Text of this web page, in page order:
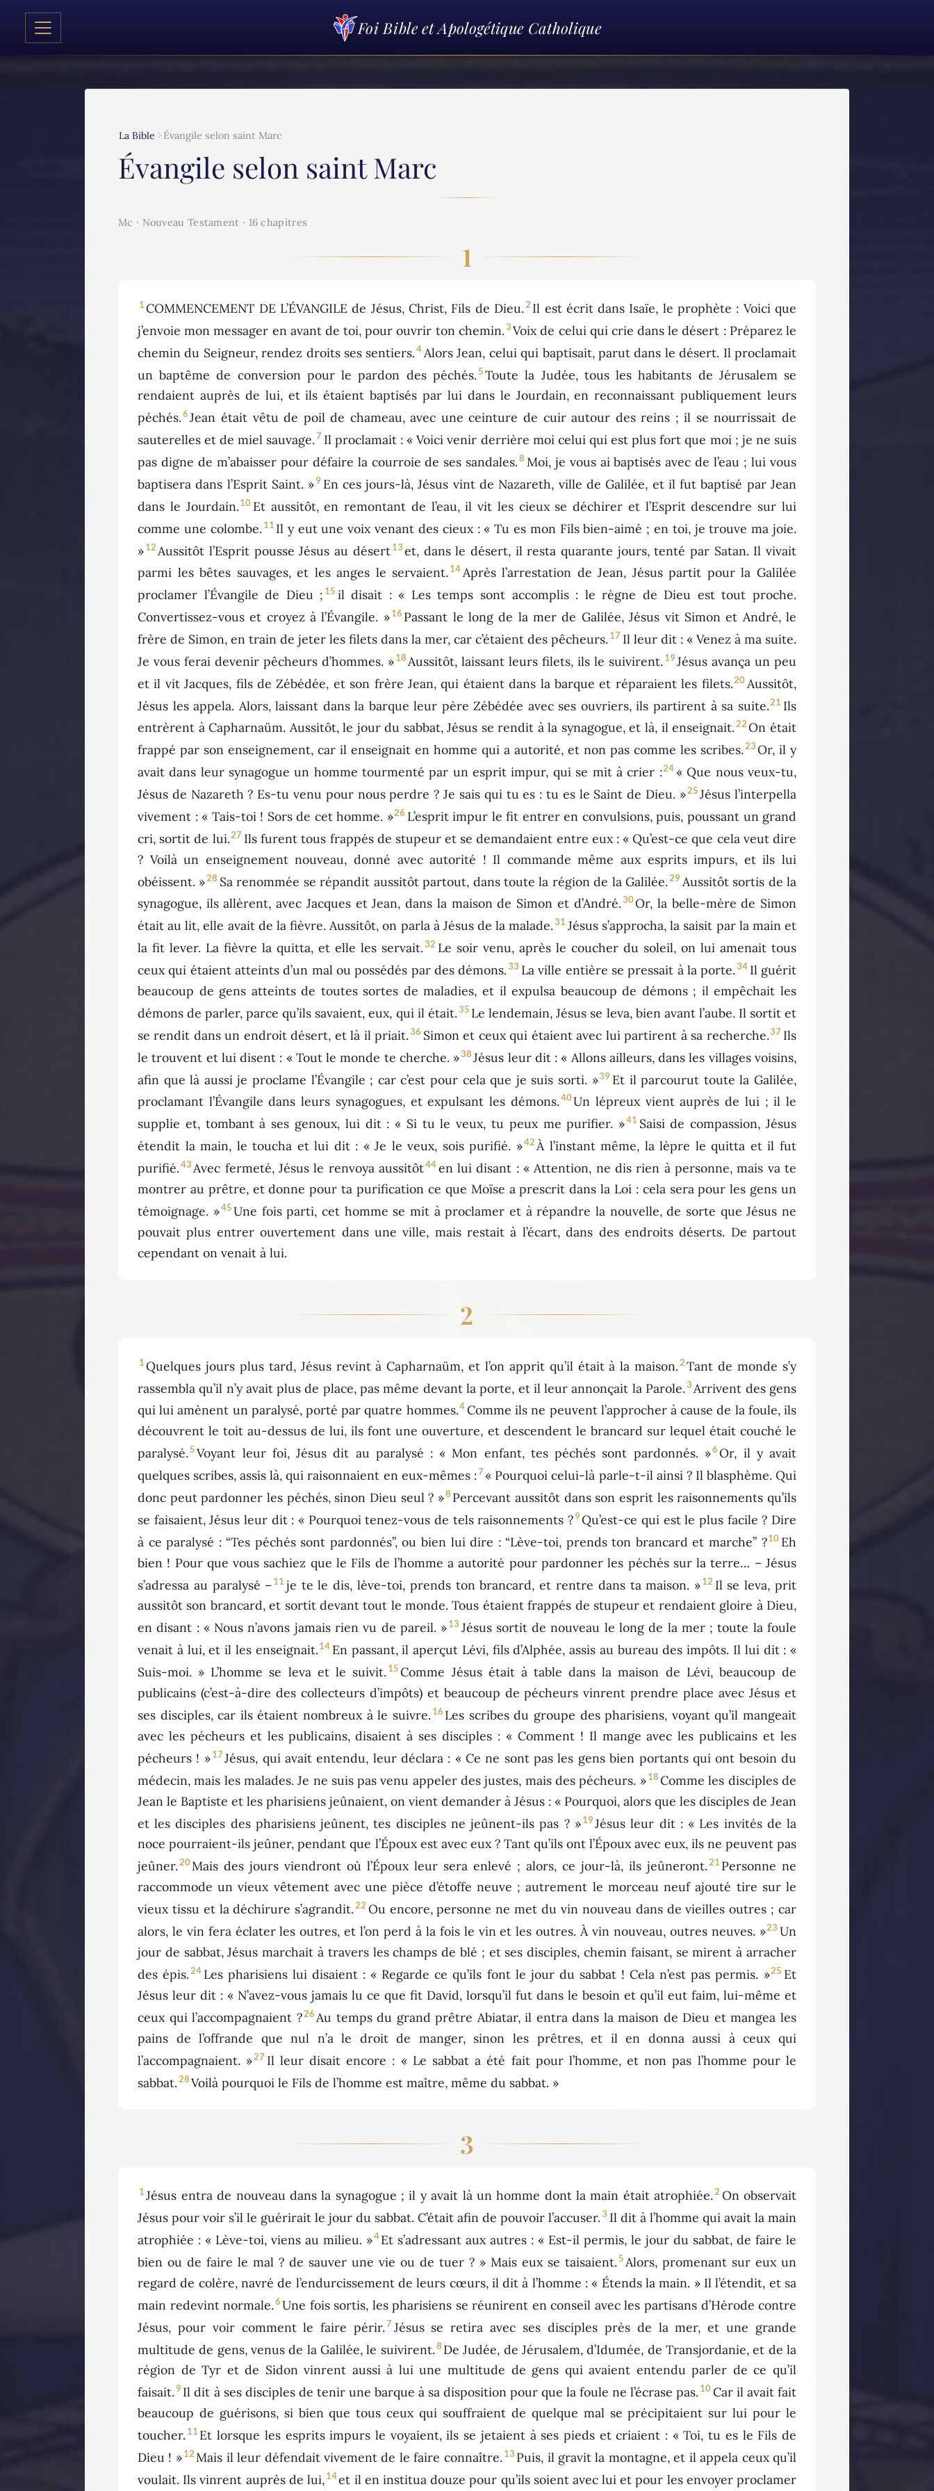
Foi Bible et Apologétique Catholique
La Bible Évangile selon saint Marc
Évangile selon saint Marc
Mc · Nouveau Testament · 16 chapitres
1
1 COMMENCEMENT DE L’ÉVANGILE de Jésus, Christ, Fils de Dieu.2 Il est écrit dans Isaïe, le prophète : Voici que
j’envoie mon messager en avant de toi, pour ouvrir ton chemin.3 Voix de celui qui crie dans le désert : Préparez le
chemin du Seigneur, rendez droits ses sentiers. 4 Alors Jean, celui qui baptisait, parut dans le désert. Il proclamait
un baptême de conversion pour le pardon des péchés.5 Toute la Judée, tous les habitants de Jérusalem se
rendaient auprès de lui, et ils étaient baptisés par lui dans le Jourdain, en reconnaissant publiquement leurs
péchés.6 Jean était vêtu de poil de chameau, avec une ceinture de cuir autour des reins ; il se nourrissait de
sauterelles et de miel sauvage. 7 Il proclamait : « Voici venir derrière moi celui qui est plus fort que moi ; je ne suis
pas digne de m’abaisser pour défaire la courroie de ses sandales.8 Moi, je vous ai baptisés avec de l’eau ; lui vous
baptisera dans l’Esprit Saint. »9 En ces jours-là, Jésus vint de Nazareth, ville de Galilée, et il fut baptisé par Jean
dans le Jourdain.10 Et aussitôt, en remontant de l’eau, il vit les cieux se déchirer et l’Esprit descendre sur lui
comme une colombe. 11 Il y eut une voix venant des cieux : « Tu es mon Fils bien-aimé ; en toi, je trouve ma joie.
»12 Aussitôt l’Esprit pousse Jésus au désert 13et, dans le désert, il resta quarante jours, tenté par Satan. Il vivait
parmi les bêtes sauvages, et les anges le servaient. 14Après l’arrestation de Jean, Jésus partit pour la Galilée
proclamer l’Évangile de Dieu ; 15 il disait : « Les temps sont accomplis : le règne de Dieu est tout proche.
Convertissez-vous et croyez à l’Évangile. »16 Passant le long de la mer de Galilée, Jésus vit Simon et André, le
frère de Simon, en train de jeter les filets dans la mer, car c’étaient des pêcheurs. 17 Il leur dit : « Venez à ma suite.
Je vous ferai devenir pêcheurs d’hommes. » 18Aussitôt, laissant leurs filets, ils le suivirent. 19Jésus avança un peu
et il vit Jacques, fils de Zébédée, et son frère Jean, qui étaient dans la barque et réparaient les filets.20Aussitôt,
Jésus les appela. Alors, laissant dans la barque leur père Zébédée avec ses ouvriers, ils partirent à sa suite.21 Ils
entrèrent à Capharnaüm. Aussitôt, le jour du sabbat, Jésus se rendit à la synagogue, et là, il enseignait.22 On était
frappé par son enseignement, car il enseignait en homme qui a autorité, et non pas comme les scribes.23Or, il y
avait dans leur synagogue un homme tourmenté par un esprit impur, qui se mit à crier :24« Que nous veux-tu,
Jésus de Nazareth ? Es-tu venu pour nous perdre ? Je sais qui tu es : tu es le Saint de Dieu. »25 Jésus l’interpella
vivement : « Tais-toi ! Sors de cet homme. »26 L’esprit impur le fit entrer en convulsions, puis, poussant un grand
cri, sortit de lui.27 Ils furent tous frappés de stupeur et se demandaient entre eux : « Qu’est-ce que cela veut dire
? Voilà un enseignement nouveau, donné avec autorité ! Il commande même aux esprits impurs, et ils lui
obéissent. »28 Sa renommée se répandit aussitôt partout, dans toute la région de la Galilée.29 Aussitôt sortis de la
synagogue, ils allèrent, avec Jacques et Jean, dans la maison de Simon et d’André.30Or, la belle-mère de Simon
était au lit, elle avait de la fièvre. Aussitôt, on parla à Jésus de la malade. 31 Jésus s’approcha, la saisit par la main et
la fit lever. La fièvre la quitta, et elle les servait.32 Le soir venu, après le coucher du soleil, on lui amenait tous
ceux qui étaient atteints d’un mal ou possédés par des démons. 33 La ville entière se pressait à la porte.34 Il guérit
beaucoup de gens atteints de toutes sortes de maladies, et il expulsa beaucoup de démons ; il empêchait les
démons de parler, parce qu’ils savaient, eux, qui il était.35 Le lendemain, Jésus se leva, bien avant l’aube. Il sortit et
se rendit dans un endroit désert, et là il priait. 36 Simon et ceux qui étaient avec lui partirent à sa recherche.37 Ils
le trouvent et lui disent : « Tout le monde te cherche. »38 Jésus leur dit : « Allons ailleurs, dans les villages voisins,
afin que là aussi je proclame l’Évangile ; car c’est pour cela que je suis sorti. »39 Et il parcourut toute la Galilée,
proclamant l’Évangile dans leurs synagogues, et expulsant les démons.40Un lépreux vient auprès de lui ; il le
supplie et, tombant à ses genoux, lui dit : « Si tu le veux, tu peux me purifier. »41 Saisi de compassion, Jésus
étendit la main, le toucha et lui dit : « Je le veux, sois purifié. »42 À l’instant même, la lèpre le quitta et il fut
purifié.43 Avec fermeté, Jésus le renvoya aussitôt44en lui disant : « Attention, ne dis rien à personne, mais va te
montrer au prêtre, et donne pour ta purification ce que Moïse a prescrit dans la Loi : cela sera pour les gens un
témoignage. »45Une fois parti, cet homme se mit à proclamer et à répandre la nouvelle, de sorte que Jésus ne
pouvait plus entrer ouvertement dans une ville, mais restait à l’écart, dans des endroits déserts. De partout
cependant on venait à lui.
2
1 Quelques jours plus tard, Jésus revint à Capharnaüm, et l’on apprit qu’il était à la maison.2 Tant de monde s’y
rassembla qu’il n’y avait plus de place, pas même devant la porte, et il leur annonçait la Parole.3 Arrivent des gens
qui lui amènent un paralysé, porté par quatre hommes.4Comme ils ne peuvent l’approcher à cause de la foule, ils
découvrent le toit au-dessus de lui, ils font une ouverture, et descendent le brancard sur lequel était couché le
paralysé.5 Voyant leur foi, Jésus dit au paralysé : « Mon enfant, tes péchés sont pardonnés. »6 Or, il y avait
quelques scribes, assis là, qui raisonnaient en eux-mêmes :7 « Pourquoi celui-là parle-t-il ainsi ? Il blasphème. Qui
donc peut pardonner les péchés, sinon Dieu seul ? »8 Percevant aussitôt dans son esprit les raisonnements qu’ils
se faisaient, Jésus leur dit : « Pourquoi tenez-vous de tels raisonnements ?9 Qu’est-ce qui est le plus facile ? Dire
à ce paralysé : “Tes péchés sont pardonnés”, ou bien lui dire : “Lève-toi, prends ton brancard et marche” ?10 Eh
bien ! Pour que vous sachiez que le Fils de l’homme a autorité pour pardonner les péchés sur la terre… – Jésus
s’adressa au paralysé –11 je te le dis, lève-toi, prends ton brancard, et rentre dans ta maison. »12 Il se leva, prit
aussitôt son brancard, et sortit devant tout le monde. Tous étaient frappés de stupeur et rendaient gloire à Dieu,
en disant : « Nous n’avons jamais rien vu de pareil. »13 Jésus sortit de nouveau le long de la mer ; toute la foule
venait à lui, et il les enseignait.14 En passant, il aperçut Lévi, fils d’Alphée, assis au bureau des impôts. Il lui dit : «
Suis-moi. » L’homme se leva et le suivit. 15 Comme Jésus était à table dans la maison de Lévi, beaucoup de
publicains (c’est-à-dire des collecteurs d’impôts) et beaucoup de pécheurs vinrent prendre place avec Jésus et
ses disciples, car ils étaient nombreux à le suivre. 16 Les scribes du groupe des pharisiens, voyant qu’il mangeait
avec les pécheurs et les publicains, disaient à ses disciples : « Comment ! Il mange avec les publicains et les
pécheurs ! » 17Jésus, qui avait entendu, leur déclara : « Ce ne sont pas les gens bien portants qui ont besoin du
médecin, mais les malades. Je ne suis pas venu appeler des justes, mais des pécheurs. » 18Comme les disciples de
Jean le Baptiste et les pharisiens jeûnaient, on vient demander à Jésus : « Pourquoi, alors que les disciples de Jean
et les disciples des pharisiens jeûnent, tes disciples ne jeûnent-ils pas ? » 19Jésus leur dit : « Les invités de la
noce pourraient-ils jeûner, pendant que l’Époux est avec eux ? Tant qu’ils ont l’Époux avec eux, ils ne peuvent pas
jeûner.20Mais des jours viendront où l’Époux leur sera enlevé ; alors, ce jour-là, ils jeûneront.21 Personne ne
raccommode un vieux vêtement avec une pièce d’étoffe neuve ; autrement le morceau neuf ajouté tire sur le
vieux tissu et la déchirure s’agrandit. 22 Ou encore, personne ne met du vin nouveau dans de vieilles outres ; car
alors, le vin fera éclater les outres, et l’on perd à la fois le vin et les outres. À vin nouveau, outres neuves. »23 Un
jour de sabbat, Jésus marchait à travers les champs de blé ; et ses disciples, chemin faisant, se mirent à arracher
des épis.24 Les pharisiens lui disaient : « Regarde ce qu’ils font le jour du sabbat ! Cela n’est pas permis. »25 Et
Jésus leur dit : « N’avez-vous jamais lu ce que fit David, lorsqu’il fut dans le besoin et qu’il eut faim, lui-même et
ceux qui l’accompagnaient ?26Au temps du grand prêtre Abiatar, il entra dans la maison de Dieu et mangea les
pains de l’offrande que nul n’a le droit de manger, sinon les prêtres, et il en donna aussi à ceux qui
l’accompagnaient. »27 Il leur disait encore : « Le sabbat a été fait pour l’homme, et non pas l’homme pour le
sabbat.28 Voilà pourquoi le Fils de l’homme est maître, même du sabbat. »
3
1 Jésus entra de nouveau dans la synagogue ; il y avait là un homme dont la main était atrophiée.2 On observait
Jésus pour voir s’il le guérirait le jour du sabbat. C’était afin de pouvoir l’accuser. 3 Il dit à l’homme qui avait la main
atrophiée : « Lève-toi, viens au milieu. »4 Et s’adressant aux autres : « Est-il permis, le jour du sabbat, de faire le
bien ou de faire le mal ? de sauver une vie ou de tuer ? » Mais eux se taisaient.5Alors, promenant sur eux un
regard de colère, navré de l’endurcissement de leurs cœurs, il dit à l’homme : « Étends la main. » Il l’étendit, et sa
main redevint normale.6 Une fois sortis, les pharisiens se réunirent en conseil avec les partisans d’Hérode contre
Jésus, pour voir comment le faire périr.7 Jésus se retira avec ses disciples près de la mer, et une grande
multitude de gens, venus de la Galilée, le suivirent.8 De Judée, de Jérusalem, d’Idumée, de Transjordanie, et de la
région de Tyr et de Sidon vinrent aussi à lui une multitude de gens qui avaient entendu parler de ce qu’il
faisait. 9 Il dit à ses disciples de tenir une barque à sa disposition pour que la foule ne l’écrase pas. 10Car il avait fait
beaucoup de guérisons, si bien que tous ceux qui souffraient de quelque mal se précipitaient sur lui pour le
toucher. 11 Et lorsque les esprits impurs le voyaient, ils se jetaient à ses pieds et criaient : « Toi, tu es le Fils de
Dieu ! »12 Mais il leur défendait vivement de le faire connaître. 13 Puis, il gravit la montagne, et il appela ceux qu’il
voulait. Ils vinrent auprès de lui,14et il en institua douze pour qu’ils soient avec lui et pour les envoyer proclamer